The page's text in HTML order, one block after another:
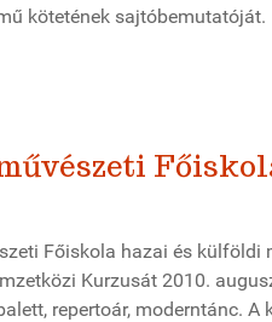
kötetének sajtóbemutatóját.
Főiskola hazai és külföldi
Kurzusát 2010.
repertoár, moderntánc. A